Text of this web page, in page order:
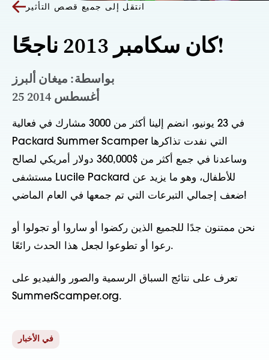
انتقل إلى جميع قصص التأثير
كان سكامبر 2013 ناجحًا!
بواسطة: ميغان ألبرز
25 أغسطس 2014
في 23 يونيو، انضم إلينا أكثر من 3000 مشارك في فعالية
Packard Summer Scamper التي نفدت تذاكرها
وساعدنا في جمع أكثر من $360,000 دولار أمريكي لصالح
مستشفى Lucile Packard للأطفال، وهو ما يزيد عن
ضعف إجمالي التبرعات التي تم جمعها في العام الماضي!
نحن ممتنون جدًا للجميع الذين ركضوا أو ساروا أو تجولوا أو
رعوا أو تطوعوا لجعل هذا الحدث رائعًا.
تعرف على نتائج السباق الرسمية والصور والفيديو على
SummerScamper.org.
في الأخبار